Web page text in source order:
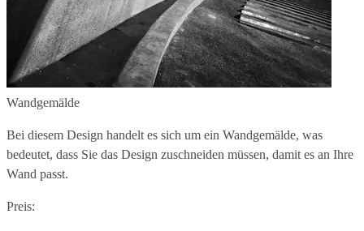
Wandgemälde
Bei diesem Design handelt es sich um ein Wandgemälde, was
bedeutet, dass Sie das Design zuschneiden müssen, damit es an Ihre
Wand passt.
Preis: